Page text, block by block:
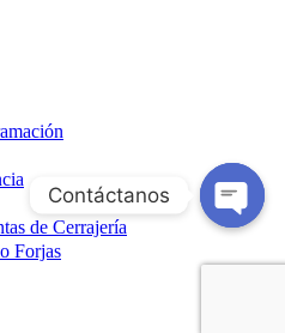
de Cerrajería
Forjas
Contáctanos
Open